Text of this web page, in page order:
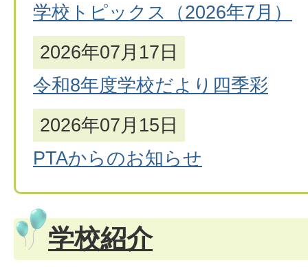
学校トピックス（2026年7月）
2026年07月17日
令和8年度学校だより四季彩
2026年07月15日
PTAからのお知らせ
学校紹介